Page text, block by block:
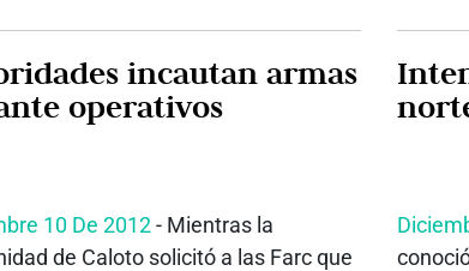
incautan armas
operativos
10 De 2012- Mientras la
de Caloto solicitó a las Farc que